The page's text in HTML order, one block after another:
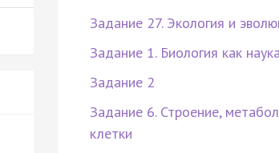
Задание 27. Экология и
Задание 1. Биология как наука
Задание 2
Задание 6. Строение,
клетки